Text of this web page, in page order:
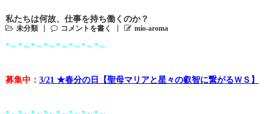
私たちは何故、仕事を持ち働くのか？
未分類 コメントを書く mio-aroma
*～*～*～*～*～*～*～*～
募集中： 3/21 ★春分の日【聖母マリアと星々の叡智に繋がるＷＳ】